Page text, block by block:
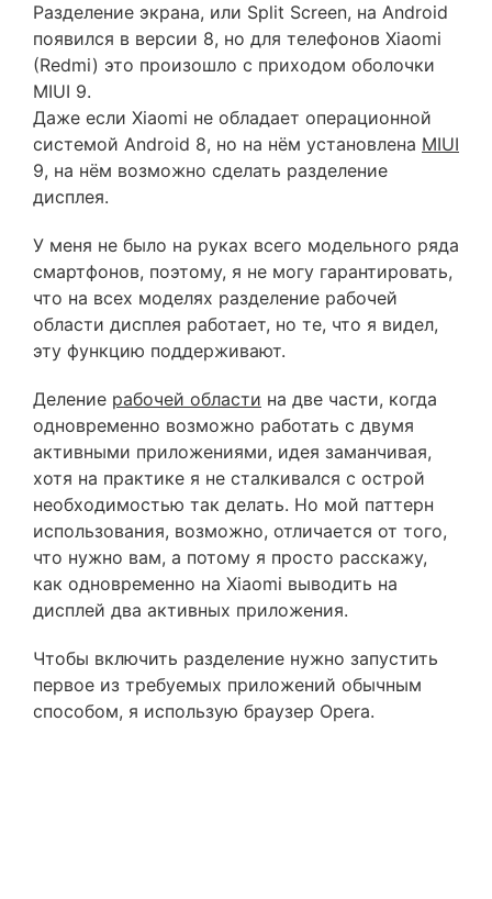
Разделение экрана, или Split Screen, на Android
появился в версии 8, но для телефонов Xiaomi
(Redmi) это произошло с приходом оболочки
MIUI 9.
Даже если Xiaomi не обладает операционной
системой Android 8, но на нём установлена MIUI
9, на нём возможно сделать разделение
дисплея.
У меня не было на руках всего модельного ряда
смартфонов, поэтому, я не могу гарантировать,
что на всех моделях разделение рабочей
области дисплея работает, но те, что я видел,
эту функцию поддерживают.
Деление рабочей области на две части, когда
одновременно возможно работать с двумя
активными приложениями, идея заманчивая,
хотя на практике я не сталкивался с острой
необходимостью так делать. Но мой паттерн
использования, возможно, отличается от того,
что нужно вам, а потому я просто расскажу,
как одновременно на Xiaomi выводить на
дисплей два активных приложения.
Чтобы включить разделение нужно запустить
первое из требуемых приложений обычным
способом, я использую браузер Opera.